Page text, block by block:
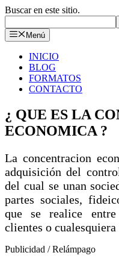
Buscar en este sitio.
Menú
INICIO
BLOG
FORMATOS
CONTACTO
¿ QUE ES LA
ECONOMICA ?
La concentracion
adquisición del
del cual se unan
partes sociales,
que se realice entre
clientes o
Publicidad / Relámpago